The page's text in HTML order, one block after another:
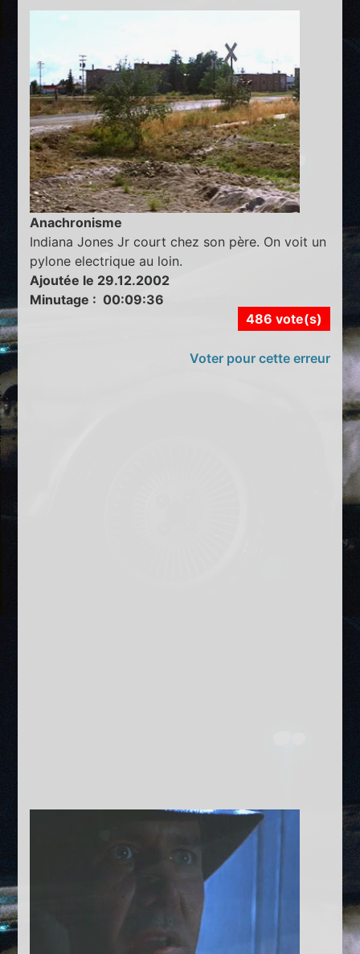
Anachronisme
Indiana Jones Jr court chez son père. On voit un
pylone electrique au loin.
Ajoutée le 29.12.2002
Minutage : 00:09:36
486 vote(s)
Voter pour cette erreur